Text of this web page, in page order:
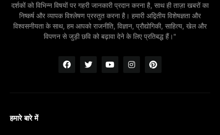
दर्शकों को विभिन्न विषयों पर गहरी जानकारी प्रदान करना है, साथ ही ताज़ा खबरों का
निष्कर्ष और व्यापक विश्लेषण प्रस्तुत करना है। हमारी अद्वितीय विशेषज्ञता और
विश्वसनीयता के साथ, हम आपको राजनीति, विज्ञान, प्रौद्योगिकी, साहित्य, खेल और
विपणन से जुड़ी छवि को बढ़ावा देने के लिए प्रतिबद्ध हैं।"
हमारे बारे में